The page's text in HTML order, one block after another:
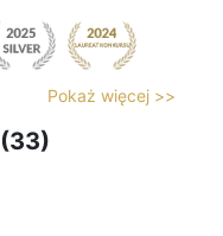
Pokaż więcej >>
(33)